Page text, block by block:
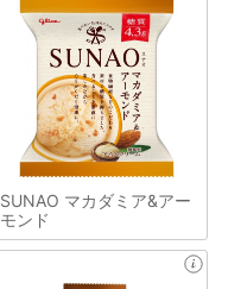
SUNAO マカダミア&アー
モンド